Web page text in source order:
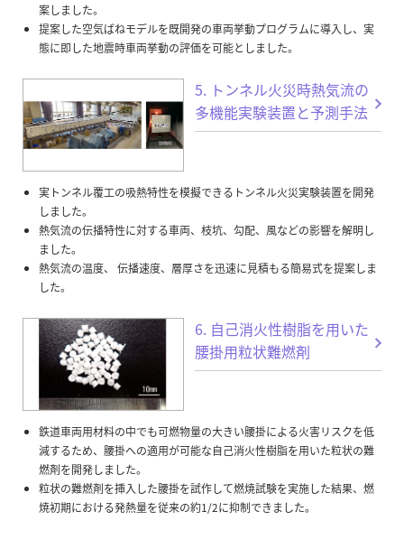
案しました。
提案した空気ばねモデルを既開発の車両挙動プログラムに導入し、実
態に即した地震時車両挙動の評価を可能としました。
5. トンネル火災時熱気流の
多機能実験装置と予測手法
実トンネル覆工の吸熱特性を模擬できるトンネル火災実験装置を開発
しました。
熱気流の伝播特性に対する車両、枝坑、勾配、風などの影響を解明し
ました。
熱気流の温度、 伝播速度、層厚さを迅速に見積もる簡易式を提案しま
した。
6. 自己消火性樹脂を用いた
腰掛用粒状難燃剤
鉄道車両用材料の中でも可燃物量の大きい腰掛による火害リスクを低
減するため、腰掛への適用が可能な自己消火性樹脂を用いた粒状の難
燃剤を開発しました。
粒状の難燃剤を挿入した腰掛を試作して燃焼試験を実施した結果、燃
焼初期における発熱量を従来の約1/2に抑制できました。